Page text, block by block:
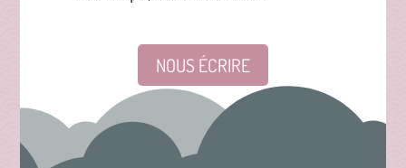
NOUS ÉCRIRE